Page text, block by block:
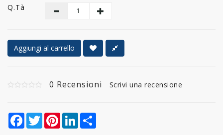
Q.tà
Aggiungi al carrello
0 Recensioni Scrivi una recensione
Facebook
TwitterPinterestLinkedIn